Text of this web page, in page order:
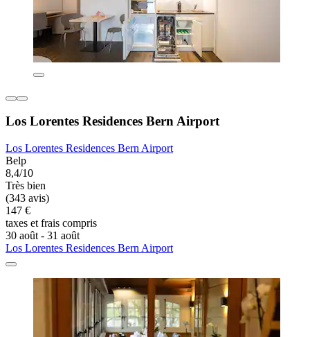
Los Lorentes Residences Bern Airport
Los Lorentes Residences Bern Airport
Belp
8,4/10
Très bien
(343 avis)
147 €
taxes et frais compris
30 août - 31 août
Los Lorentes Residences Bern Airport